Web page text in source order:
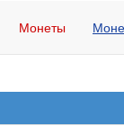
Монеты